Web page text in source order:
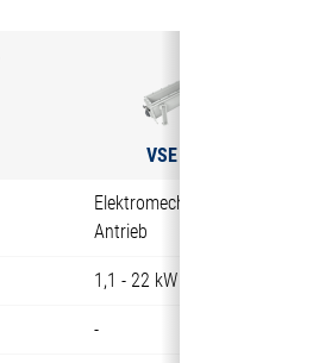
VSE 1000
Elektromechanischer
Antrieb
1,1 - 22 kW
-